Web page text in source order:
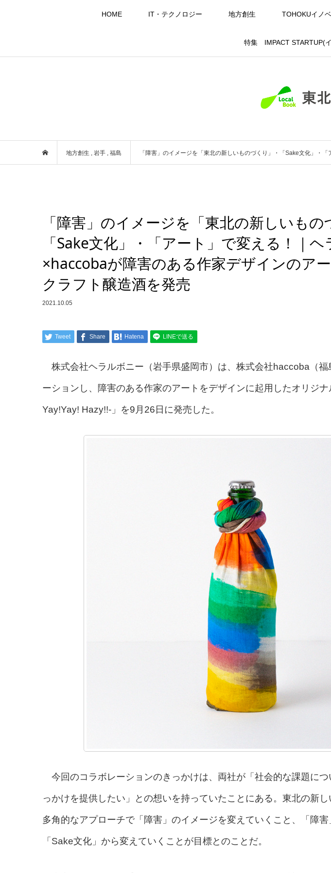
HOME IT・テクノロジー 地方創生 TOHOKUイノ
特集 IMPACT STARTUP(
地方創生 岩手 福島 「障害」のイメージを「東北の新しいものづくり」・「Sake文化」・「ア
「障害」のイメージを「東北の新しいもの
「Sake文化」・「アート」で変える！｜
×haccobaが障害のある作家デザインのア
クラフト醸造酒を発売
2021.10.05
Tweet Share Hatena LINEで送る
株式会社ヘラルボニー（岩手県盛岡市）は、株式会社haccoba（
ーションし、障害のある作家のアートをデザインに起用したオリジ
Yay!Yay! Hazy!!-」を9月26日に発売した。
今回のコラボレーションのきっかけは、両社が「社会的な課題に
っかけを提供したい」との想いを持っていたことにある。東北の新
多角的なアプローチで「障害」のイメージを変えていくこと、「障
「Sake文化」から変えていくことが目標とのことだ。